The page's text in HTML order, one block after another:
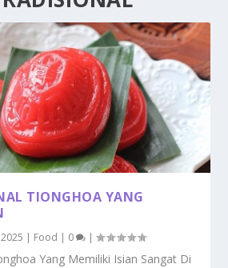
TIONGHOA YANG
| Food | 0 |
Yang Memiliki Isian Sangat Di